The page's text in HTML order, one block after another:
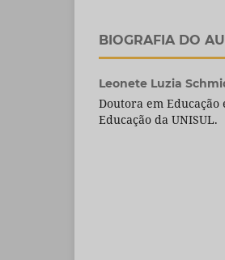
BIOGRAFIA DO
Leonete Luzia
Doutora em Educação
Educação da UNISUL.